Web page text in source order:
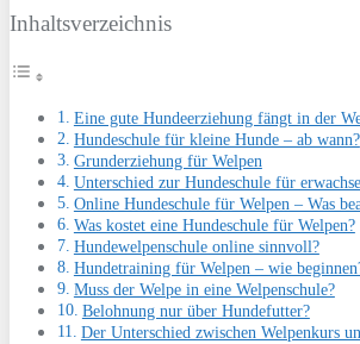
Inhaltsverzeichnis
Eine gute Hundeerziehung fängt in der
Hundeschule für kleine Hunde – ab wann?
Grunderziehung für Welpen
Unterschied zur Hundeschule für
Online Hundeschule für Welpen – Was
Was kostet eine Hundeschule für Welpen?
Hundewelpenschule online sinnvoll?
Hundetraining für Welpen – wie
Muss der Welpe in eine Welpenschule?
Belohnung nur über Hundefutter?
Der Unterschied zwischen Welpenkurs